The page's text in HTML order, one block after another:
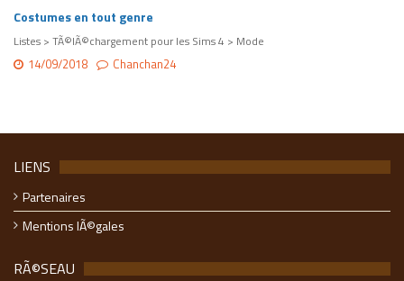
Costumes en tout genre
Listes > TÃ©lÃ©chargement pour les Sims 4 > Mode
14/09/2018 Chanchan24
LIENS
Partenaires
Mentions lÃ©gales
RÃ©SEAU